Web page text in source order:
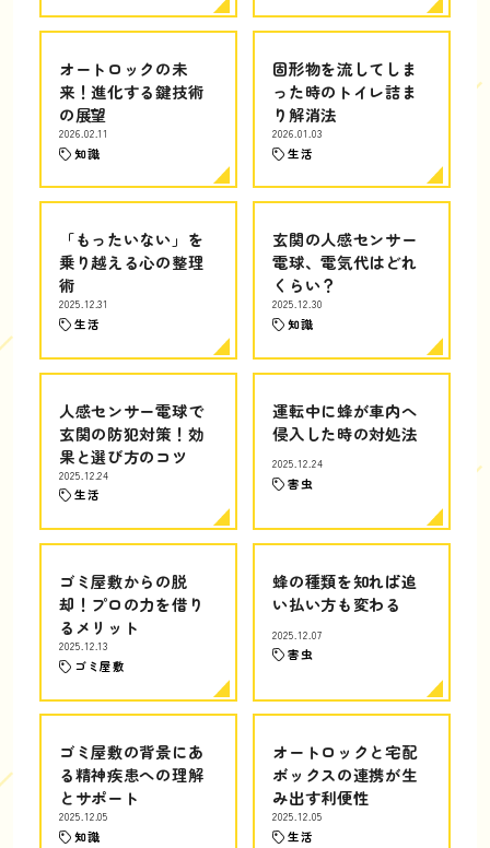
オートロックの未
来！進化する鍵技術
の展望
2026.02.11
知識
固形物を流してしま
った時のトイレ詰ま
り解消法
2026.01.03
生活
「もったいない」を
乗り越える心の整理
術
2025.12.31
生活
玄関の人感センサー
電球、電気代はどれ
くらい？
2025.12.30
知識
人感センサー電球で
玄関の防犯対策！効
果と選び方のコツ
2025.12.24
生活
運転中に蜂が車内へ
侵入した時の対処法
2025.12.24
害虫
ゴミ屋敷からの脱
却！プロの力を借り
るメリット
2025.12.13
ゴミ屋敷
蜂の種類を知れば追
い払い方も変わる
2025.12.07
害虫
ゴミ屋敷の背景にあ
る精神疾患への理解
とサポート
2025.12.05
知識
オートロックと宅配
ボックスの連携が生
み出す利便性
2025.12.05
生活